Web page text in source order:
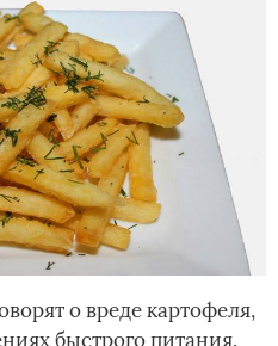
о вреде картофеля,
быстрого питания.